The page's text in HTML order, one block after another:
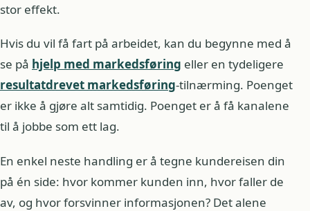
stor effekt.
Hvis du vil få fart på arbeidet, kan du begynne med å
se på hjelp med markedsføring eller en tydeligere
resultatdrevet markedsføring-tilnærming. Poenget
er ikke å gjøre alt samtidig. Poenget er å få kanalene
til å jobbe som ett lag.
En enkel neste handling er å tegne kundereisen din
på én side: hvor kommer kunden inn, hvor faller de
av, og hvor forsvinner informasjonen? Det alene